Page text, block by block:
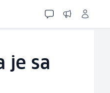
je sa